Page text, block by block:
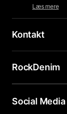
Læs mere
Kontakt
RockDenim
Social Media